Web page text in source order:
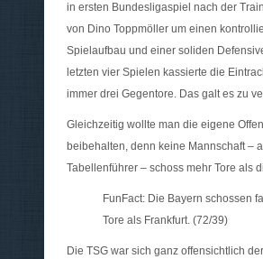
in ersten Bundesligaspiel nach der
von Dino Toppmöller um einen
Spielaufbau und einer soliden
letzten vier Spielen kassierte die
immer drei Gegentore. Das galt es zu
Gleichzeitig wollte man die eigene
beibehalten, denn keine Mannschaft –
Tabellenführer – schoss mehr Tore als
FunFact: Die Bayern schossen
Tore als Frankfurt. (72/39)
Die TSG war sich ganz offensichtlich